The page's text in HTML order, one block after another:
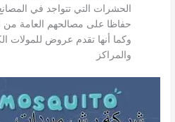
الحشرات التي تتواجد في
حفاظا على مصالحهم العامة من
وكما أنها تقدم عروض للمولات
والمراكز